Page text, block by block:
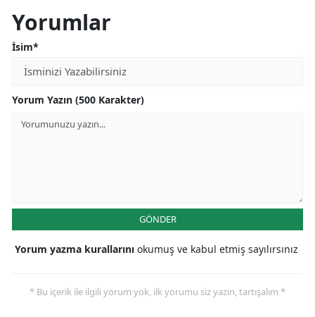
Yorumlar
İsim*
Yorum Yazın (500 Karakter)
GÖNDER
Yorum yazma kurallarını okumuş ve kabul etmiş sayılırsınız
* Bu içerik ile ilgili yorum yok, ilk yorumu siz yazın, tartışalım *